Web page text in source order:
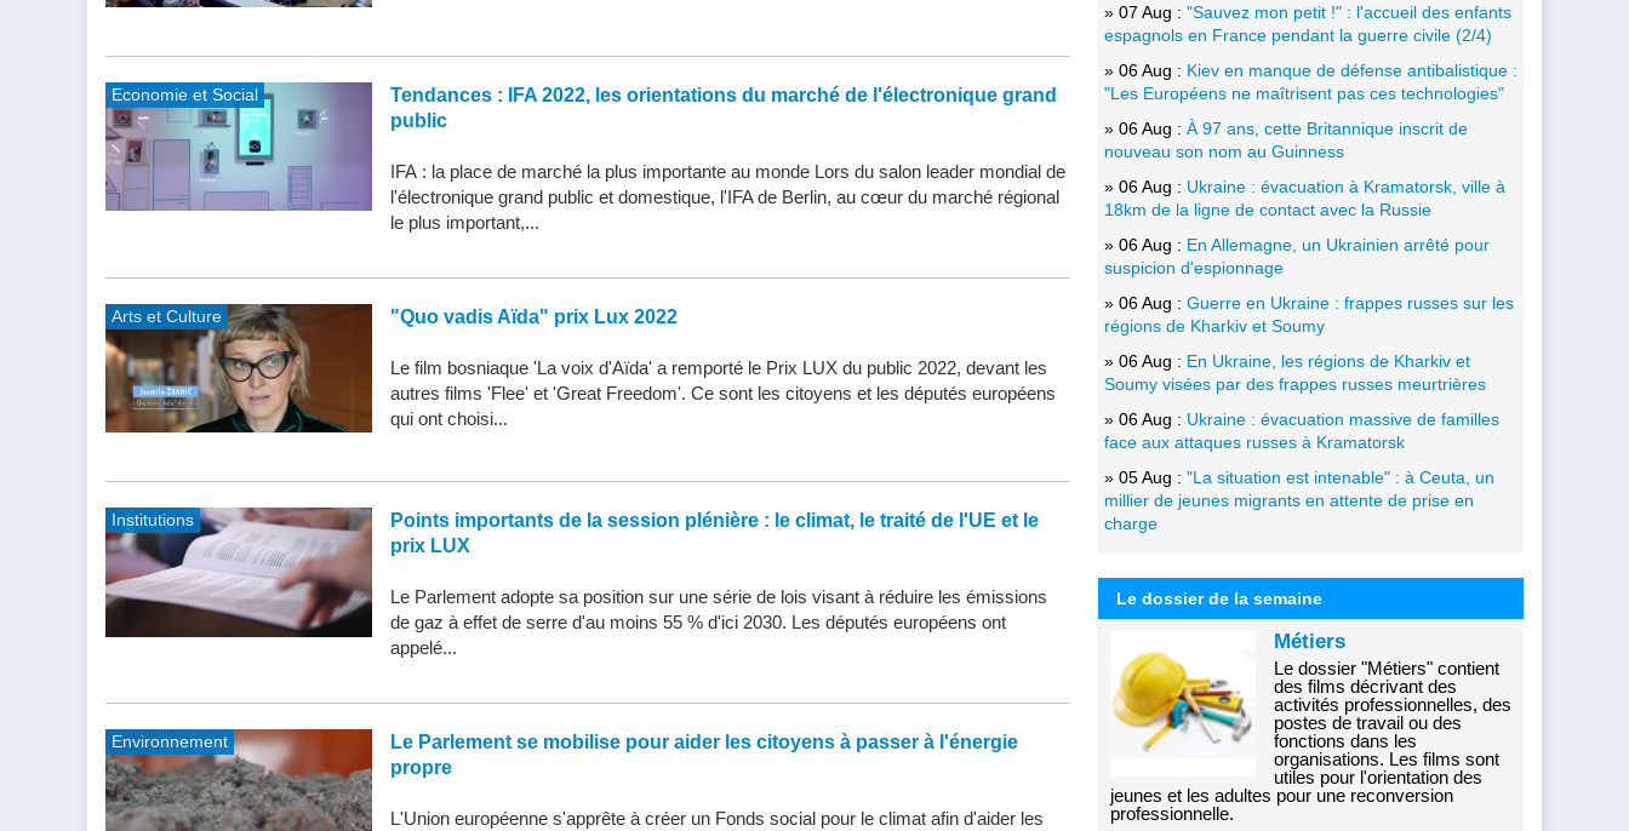
Economie et Social
Tendances : IFA 2022, les orientations du marché de l'électronique grand
public
IFA : la place de marché la plus importante au monde Lors du salon leader mondial de
l'électronique grand public et domestique, l'IFA de Berlin, au cœur du marché régional
le plus important,...
Arts et Culture "Quo vadis Aïda" prix Lux 2022
Le film bosniaque 'La voix d'Aïda' a remporté le Prix LUX du public 2022, devant les
autres films 'Flee' et 'Great Freedom'. Ce sont les citoyens et les députés européens
qui ont choisi...
Institutions
Points importants de la session plénière : le climat, le traité de l'UE et le
prix LUX
Le Parlement adopte sa position sur une série de lois visant à réduire les émissions
de gaz à effet de serre d'au moins 55 % d'ici 2030. Les députés européens ont
appelé...
Environnement
Le Parlement se mobilise pour aider les citoyens à passer à l'énergie
propre
L'Union européenne s'apprête à créer un Fonds social pour le climat afin d'aider les
» 07 Aug : "Sauvez mon petit !" : l'accueil des enfants
espagnols en France pendant la guerre civile (2/4)
» 06 Aug : Kiev en manque de défense antibalistique :
"Les Européens ne maîtrisent pas ces technologies"
» 06 Aug : À 97 ans, cette Britannique inscrit de
nouveau son nom au Guinness
» 06 Aug : Ukraine : évacuation à Kramatorsk, ville à
18km de la ligne de contact avec la Russie
» 06 Aug : En Allemagne, un Ukrainien arrêté pour
suspicion d'espionnage
» 06 Aug : Guerre en Ukraine : frappes russes sur les
régions de Kharkiv et Soumy
» 06 Aug : En Ukraine, les régions de Kharkiv et
Soumy visées par des frappes russes meurtrières
» 06 Aug : Ukraine : évacuation massive de familles
face aux attaques russes à Kramatorsk
» 05 Aug : "La situation est intenable" : à Ceuta, un
millier de jeunes migrants en attente de prise en
charge
Le dossier de la semaine
Métiers
Le dossier "Métiers" contient
des films décrivant des
activités professionnelles, des
postes de travail ou des
fonctions dans les
organisations. Les films sont
utiles pour l'orientation des
jeunes et les adultes pour une reconversion
professionnelle.